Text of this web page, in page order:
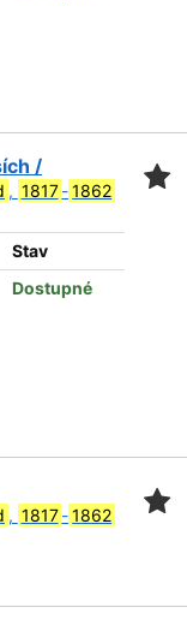
/
, 1817 -1862
Stav
Dostupné
, 1817 -1862